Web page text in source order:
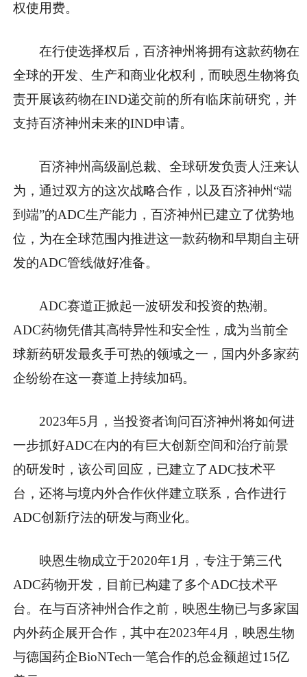
权使用费。
在行使选择权后，百济神州将拥有这款药物在
全球的开发、生产和商业化权利，而映恩生物将负
责开展该药物在IND递交前的所有临床前研究，并
支持百济神州未来的IND申请。
百济神州高级副总裁、全球研发负责人汪来认
为，通过双方的这次战略合作，以及百济神州“端
到端”的ADC生产能力，百济神州已建立了优势地
位，为在全球范围内推进这一款药物和早期自主研
发的ADC管线做好准备。
ADC赛道正掀起一波研发和投资的热潮。
ADC药物凭借其高特异性和安全性，成为当前全
球新药研发最炙手可热的领域之一，国内外多家药
企纷纷在这一赛道上持续加码。
2023年5月，当投资者询问百济神州将如何进
一步抓好ADC在内的有巨大创新空间和治疗前景
的研发时，该公司回应，已建立了ADC技术平
台，还将与境内外合作伙伴建立联系，合作进行
ADC创新疗法的研发与商业化。
映恩生物成立于2020年1月，专注于第三代
ADC药物开发，目前已构建了多个ADC技术平
台。在与百济神州合作之前，映恩生物已与多家国
内外药企展开合作，其中在2023年4月，映恩生物
与德国药企BioNTech一笔合作的总金额超过15亿